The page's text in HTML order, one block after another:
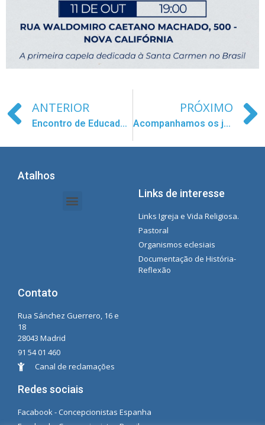
ANTERIOR
Encontro de Educadores do Caribe
PRÓXIMO
Acompanhamos os juniores da Indonésia
Atalhos
Links de interesse
Links Igreja e Vida Religiosa.
Pastoral
Organismos eclesiais
Documentação de História-
Reflexão
Contato
Rua Sánchez Guerrero, 16 e
18
28043 Madrid
91 54 01 460
Canal de reclamações
Redes sociais
Facabook - Concepcionistas Espanha